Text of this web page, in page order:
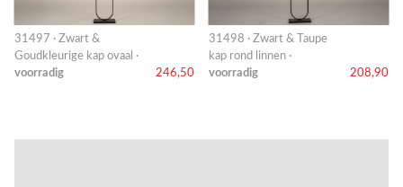
31497 · Zwart &
Goudkleurige kap ovaal ·
voorradig
246,50
31498 · Zwart & Taupe
kap rond linnen ·
voorradig
208,90